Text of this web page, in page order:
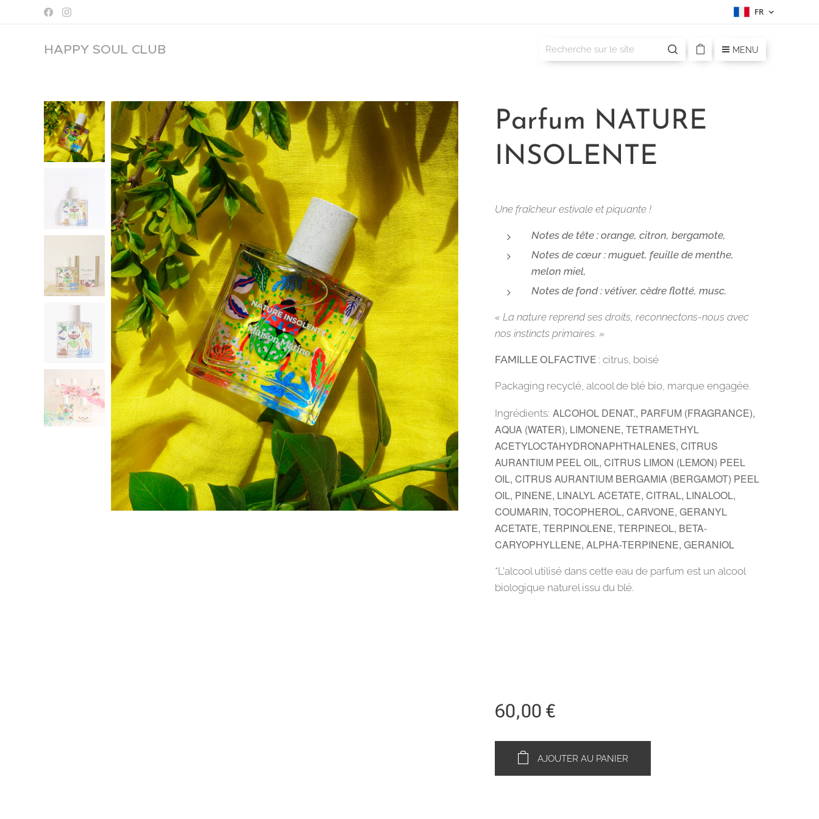
FR
HAPPY SOUL CLUB MENU
Parfum NATURE
INSOLENTE
Une fraîcheur estivale et piquante !
Notes de tête : orange, citron, bergamote,
Notes de cœur : muguet, feuille de menthe,
melon miel,
Notes de fond : vétiver, cèdre flotté, musc.
« La nature reprend ses droits, reconnectons-nous avec
nos instincts primaires. »
FAMILLE OLFACTIVE : citrus, boisé
Packaging recyclé, alcool de blé bio, marque engagée.
Ingrédients: ALCOHOL DENAT., PARFUM (FRAGRANCE),
AQUA (WATER), LIMONENE, TETRAMETHYL
ACETYLOCTAHYDRONAPHTHALENES, CITRUS
AURANTIUM PEEL OIL, CITRUS LIMON (LEMON) PEEL
OIL, CITRUS AURANTIUM BERGAMIA (BERGAMOT) PEEL
OIL, PINENE, LINALYL ACETATE, CITRAL, LINALOOL,
COUMARIN, TOCOPHEROL, CARVONE, GERANYL
ACETATE, TERPINOLENE, TERPINEOL, BETA-
CARYOPHYLLENE, ALPHA-TERPINENE, GERANIOL
*L'alcool utilisé dans cette eau de parfum est un alcool
biologique naturel issu du blé.
60,00 €
AJOUTER AU PANIER